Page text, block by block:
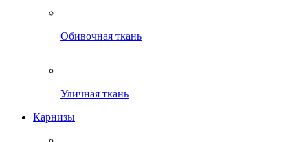
Обивочная ткань
Уличная ткань
Карнизы